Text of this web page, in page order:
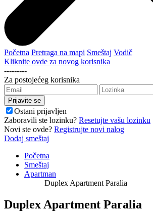
Početna Pretraga na mapi Smeštaj Vodič
Kliknite ovde za novog korisnika
---------
Za postojećeg korisnika
Ostani prijavljen
Zaboravili ste lozinku? Resetujte vašu lozinku
Novi ste ovde? Registrujte novi nalog
Dodaj smeštaj
Početna
Smeštaj
Apartman
Duplex Apartment Paralia
Duplex Apartment Paralia